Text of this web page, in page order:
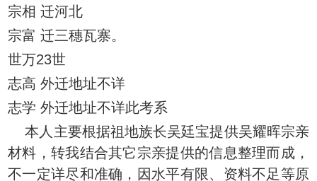
宗相 迁河北
宗富 迁三穗瓦寨。
世万23世
志高 外迁地址不详
志学 外迁地址不详此考系
本人主要根据祖地族长吴廷宝提供吴耀晖宗亲
材料，转我结合其它宗亲提供的信息整理而成，
不一定详尽和准确，因水平有限、资料不足等原